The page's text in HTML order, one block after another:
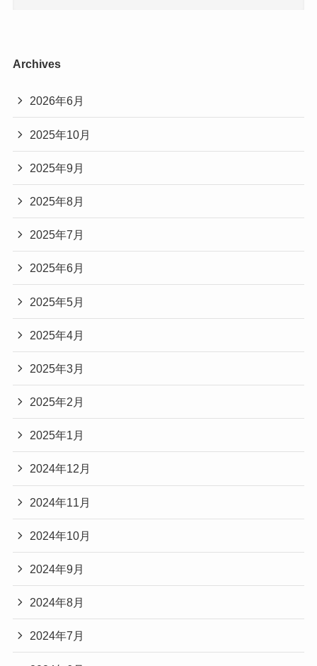
Archives
2026年6月
2025年10月
2025年9月
2025年8月
2025年7月
2025年6月
2025年5月
2025年4月
2025年3月
2025年2月
2025年1月
2024年12月
2024年11月
2024年10月
2024年9月
2024年8月
2024年7月